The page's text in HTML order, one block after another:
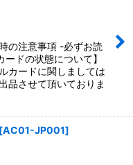
の注意事項 -必ずお読
ドの状態について】
カードに関しましては
品させて頂いておりま
[AC01-JP001]